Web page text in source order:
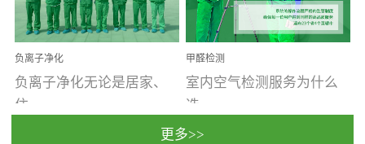
通风缓慢的空间最易滋生
大量霉菌的...
配件、皮具、装饰多，这
些都是汽...
负离子净化
负离子净化无论是居家、
住...
甲醛检测
室内空气检测服务为什么
选...
更多>>